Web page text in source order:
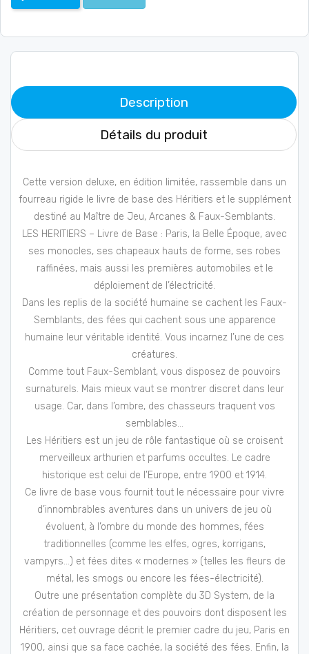
Description
Détails du produit
Cette version deluxe, en édition limitée, rassemble dans un
fourreau rigide le livre de base des Héritiers et le supplément
destiné au Maître de Jeu, Arcanes & Faux-Semblants.
LES HERITIERS – Livre de Base : Paris, la Belle Époque, avec
ses monocles, ses chapeaux hauts de forme, ses robes
raffinées, mais aussi les premières automobiles et le
déploiement de l’électricité.
Dans les replis de la société humaine se cachent les Faux-
Semblants, des fées qui cachent sous une apparence
humaine leur véritable identité. Vous incarnez l’une de ces
créatures.
Comme tout Faux-Semblant, vous disposez de pouvoirs
surnaturels. Mais mieux vaut se montrer discret dans leur
usage. Car, dans l’ombre, des chasseurs traquent vos
semblables…
Les Héritiers est un jeu de rôle fantastique où se croisent
merveilleux arthurien et parfums occultes. Le cadre
historique est celui de l’Europe, entre 1900 et 1914.
Ce livre de base vous fournit tout le nécessaire pour vivre
d’innombrables aventures dans un univers de jeu où
évoluent, à l’ombre du monde des hommes, fées
traditionnelles (comme les elfes, ogres, korrigans,
vampyrs…) et fées dites « modernes » (telles les fleurs de
métal, les smogs ou encore les fées-électricité).
Outre une présentation complète du 3D System, de la
création de personnage et des pouvoirs dont disposent les
Héritiers, cet ouvrage décrit le premier cadre du jeu, Paris en
1900, ainsi que sa face cachée, la société des fées. Enfin, la